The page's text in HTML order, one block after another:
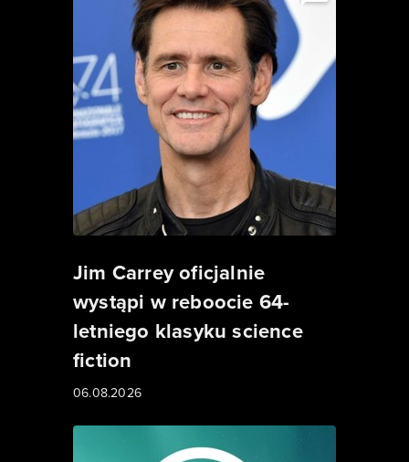
Jim Carrey oficjalnie
wystąpi w reboocie 64-
letniego klasyku science
fiction
06.08.2026